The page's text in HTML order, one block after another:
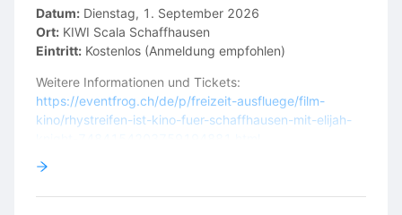
limits.
Represents the complete opposite coaching philosophy
🎬 FEATURED EXTRAS
RIGHT-HAND MAN
Datum: Dienstag, 1. September 2026
Ort: KIWI Scala Schaffhausen
Eintritt: Kostenlos (Anmeldung empfohlen)
Weitere Informationen und Tickets:
https://eventfrog.ch/de/p/freizeit-ausfluege/film-
kino/rhystreifen-ist-kino-fuer-schaffhausen-mit-elijah-
Wir freuen uns auf einen inspirierenden Abend und den